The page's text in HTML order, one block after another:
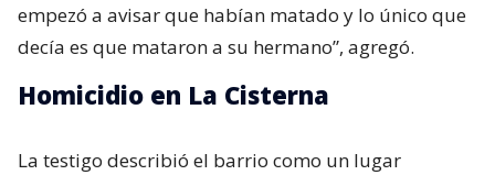
empezó a avisar que habían matado y lo único que
decía es que mataron a su hermano”, agregó.
Homicidio en La Cisterna
La testigo describió el barrio como un lugar